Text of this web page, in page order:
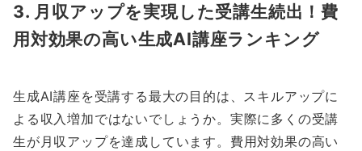
3. 月収アップを実現した受講生続出！費
用対効果の高い生成AI講座ランキング
生成AI講座を受講する最大の目的は、スキルアップに
よる収入増加ではないでしょうか。実際に多くの受講
生が月収アップを達成しています。費用対効果の高い